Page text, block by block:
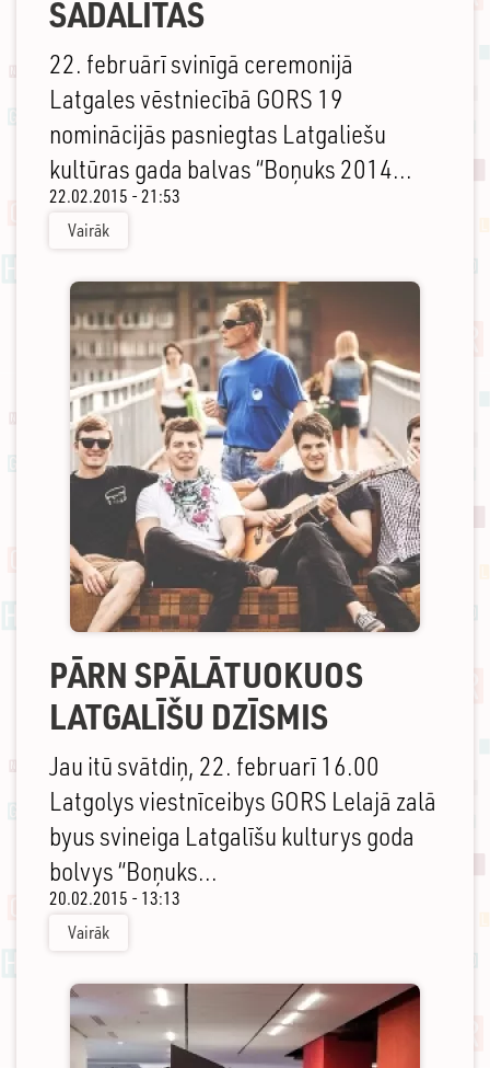
SADALĪTAS
22. februārī svinīgā ceremonijā
Latgales vēstniecībā GORS 19
nominācijās pasniegtas Latgaliešu
kultūras gada balvas “Boņuks 2014...
22.02.2015 - 21:53
Vairāk
PĀRN SPĀLĀTUOKUOS
LATGALĪŠU DZĪSMIS
Jau itū svātdiņ, 22. februarī 16.00
Latgolys viestnīceibys GORS Lelajā zalā
byus svineiga Latgalīšu kulturys goda
bolvys “Boņuks...
20.02.2015 - 13:13
Vairāk